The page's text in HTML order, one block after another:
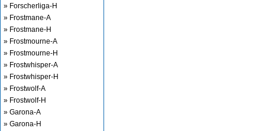
» Forscherliga-H
» Frostmane-A
» Frostmane-H
» Frostmourne-A
» Frostmourne-H
» Frostwhisper-A
» Frostwhisper-H
» Frostwolf-A
» Frostwolf-H
» Garona-A
» Garona-H